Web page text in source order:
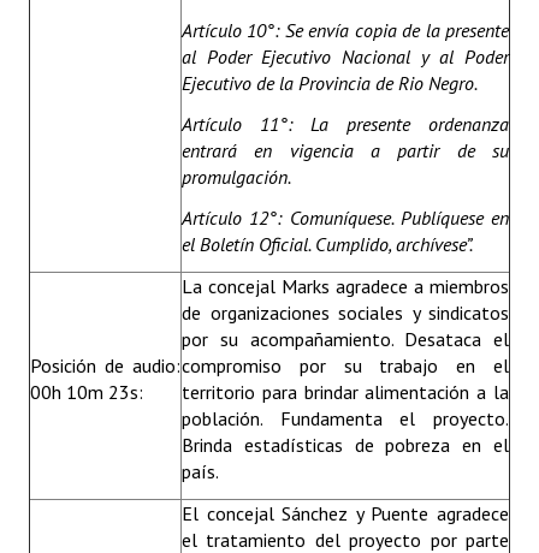
Artículo 10°: Se envía copia de la presente
al Poder Ejecutivo Nacional y al Poder
Ejecutivo de la Provincia de Rio Negro.
Artículo 11°: La presente ordenanza
entrará en vigencia a partir de su
promulgación.
Artículo 12°: Comuníquese. Publíquese en
el Boletín Oficial. Cumplido, archívese”.
Posición de audio:
00h 10m 23s:
La concejal Marks agradece a miembros
de organizaciones sociales y sindicatos
por su acompañamiento. Desataca el
compromiso por su trabajo en el
territorio para brindar alimentación a la
población. Fundamenta el proyecto.
Brinda estadísticas de pobreza en el
país.
El concejal Sánchez y Puente agradece
el tratamiento del proyecto por parte